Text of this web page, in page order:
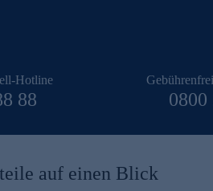
Hotline
88 0800
auf einen Blick